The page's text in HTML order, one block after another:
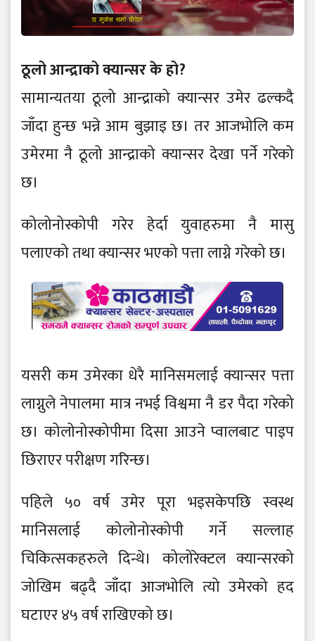
ठूलो आन्द्राको क्यान्सर के हो?
सामान्यतया ठूलो आन्द्राको क्यान्सर उमेर ढल्कदै
जाँदा हुन्छ भन्ने आम बुझाइ छ। तर आजभोलि कम
उमेरमा नै ठूलो आन्द्राको क्यान्सर देखा पर्ने गरेको
छ।
कोलोनोस्कोपी गरेर हेर्दा युवाहरुमा नै मासु
पलाएको तथा क्यान्सर भएको पत्ता लाग्ने गरेको छ।
यसरी कम उमेरका धेरै मानिसमलाई क्यान्सर पत्ता
लाग्नुले नेपालमा मात्र नभई विश्वमा नै डर पैदा गरेको
छ। कोलोनोस्कोपीमा दिसा आउने प्वालबाट पाइप
छिराएर परीक्षण गरिन्छ।
पहिले ५० वर्ष उमेर पूरा भइसकेपछि स्वस्थ
मानिसलाई कोलोनोस्कोपी गर्ने सल्लाह
चिकित्सकहरुले दिन्थे। कोलोरेक्टल क्यान्सरको
जोखिम बढ्दै जाँदा आजभोलि त्यो उमेरको हद
घटाएर ४५ वर्ष राखिएको छ।